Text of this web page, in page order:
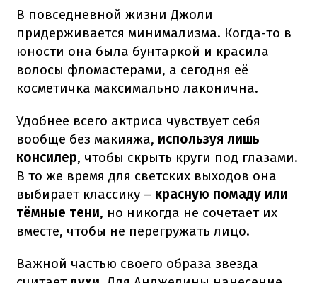
В повседневной жизни Джоли
придерживается минимализма. Когда-то в
юности она была бунтаркой и красила
волосы фломастерами, а сегодня её
косметичка максимально лаконична.
Удобнее всего актриса чувствует себя
вообще без макияжа, используя лишь
консилер, чтобы скрыть круги под глазами.
В то же время для светских выходов она
выбирает классику – красную помаду или
тёмные тени, но никогда не сочетает их
вместе, чтобы не перегружать лицо.
Важной частью своего образа звезда